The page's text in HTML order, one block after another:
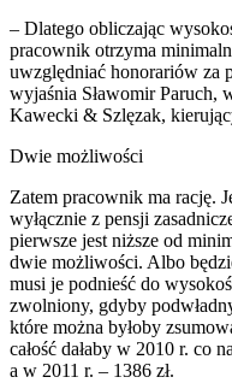
– Dlatego obliczając
pracownik otrzyma
uwzględniać honorariów za
wyjaśnia Sławomir Paruch,
Kawecki & Szlęzak,
Dwie możliwości
Zatem pracownik ma rację.
wyłącznie z pensji
pierwsze jest niższe od
dwie możliwości. Albo
musi je podnieść do
zwolniony, gdyby
które można byłoby
całość dałaby w 2010 r. co
a w 2011 r. – 1386 zł.